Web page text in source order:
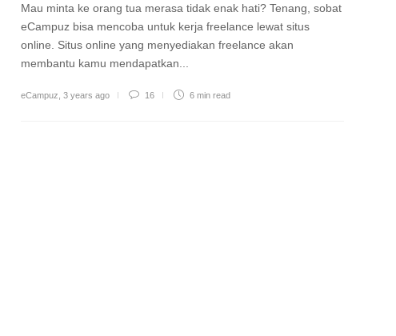
Mau minta ke orang tua merasa tidak enak hati? Tenang, sobat
eCampuz bisa mencoba untuk kerja freelance lewat situs
online. Situs online yang menyediakan freelance akan
membantu kamu mendapatkan...
eCampuz 3 years ago 16 6 min read